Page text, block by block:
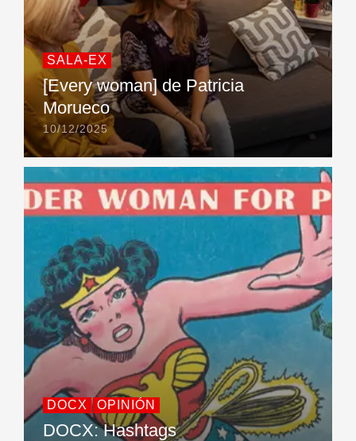
SALA-EX
[Every woman] de Patricia
Morueco
10/12/2025
DOCX OPINIÓN
DOCX: Hashtags